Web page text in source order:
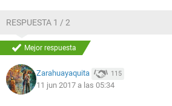
RESPUESTA 1 / 2
Mejor respuesta
Zarahuayaquita 115
11 jun 2017 a las 05:34